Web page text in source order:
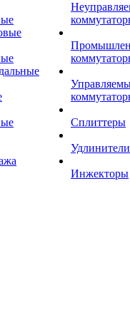
Сплиттеры
Удлинители
Инжекторы